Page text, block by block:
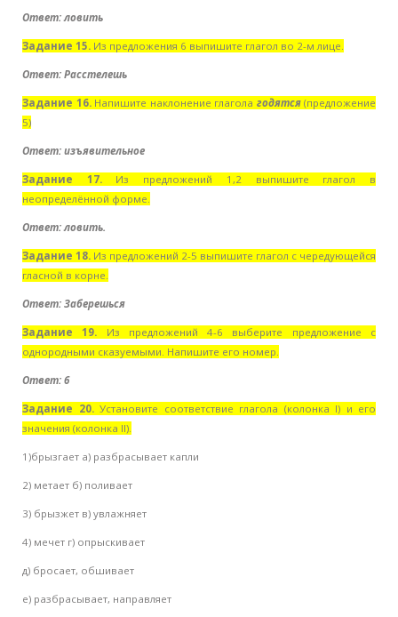
Ответ: ловить
Задание 15. Из предложения 6 выпишите глагол во 2-м лице.
Ответ: Расстелешь
Задание 16.Напишите наклонение глагола годятся(предложение
5)
Ответ: изъявительное
Задание 17.Из предложений 1,2 выпишите глагол в
неопределённой форме.
Ответ: ловить.
Задание 18. Из предложений 2-5 выпишите глагол с чередующейся
гласной в корне.
Ответ: Заберешься
Задание 19. Из предложений 4-6 выберите предложение с
однородными сказуемыми. Напишите его номер.
Ответ: 6
Задание 20.Установите соответствие глагола (колонка I) и его
значения (колонка II).
1)брызгает а) разбрасывает капли
2) метает б) поливает
3) брызжет в) увлажняет
4) мечет г) опрыскивает
д) бросает, обшивает
е) разбрасывает, направляет